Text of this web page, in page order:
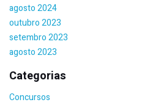
agosto 2024
outubro 2023
setembro 2023
agosto 2023
Categorias
Concursos